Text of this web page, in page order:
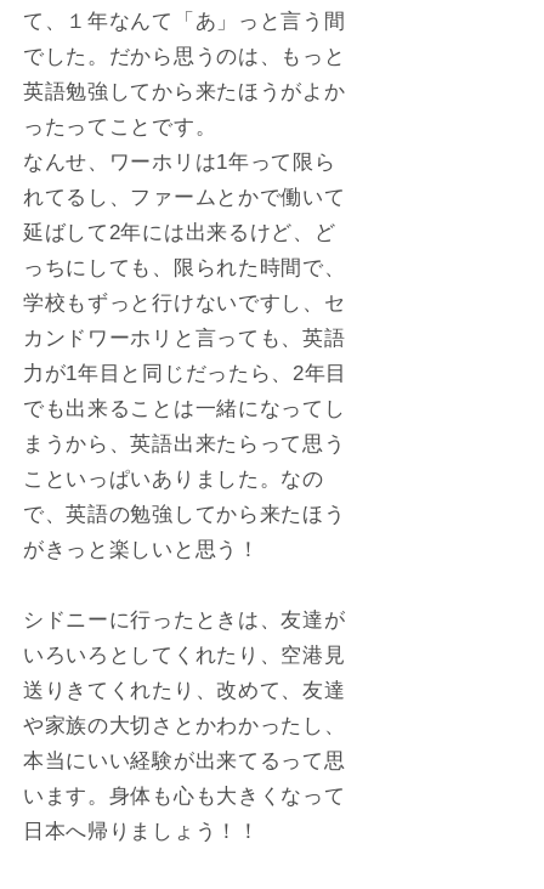
て、１年なんて「あ」っと言う間
でした。だから思うのは、もっと
英語勉強してから来たほうがよか
ったってことです。
なんせ、ワーホリは1年って限ら
れてるし、ファームとかで働いて
延ばして2年には出来るけど、ど
っちにしても、限られた時間で、
学校もずっと行けないですし、セ
カンドワーホリと言っても、英語
力が1年目と同じだったら、2年目
でも出来ることは一緒になってし
まうから、英語出来たらって思う
こといっぱいありました。なの
で、英語の勉強してから来たほう
がきっと楽しいと思う！
シドニーに行ったときは、友達が
いろいろとしてくれたり、空港見
送りきてくれたり、改めて、友達
や家族の大切さとかわかったし、
本当にいい経験が出来てるって思
います。身体も心も大きくなって
日本へ帰りましょう！！